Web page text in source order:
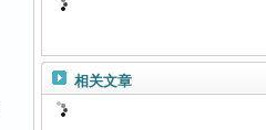
相关文章